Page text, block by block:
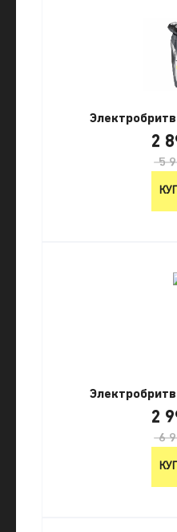
2
5
2
6